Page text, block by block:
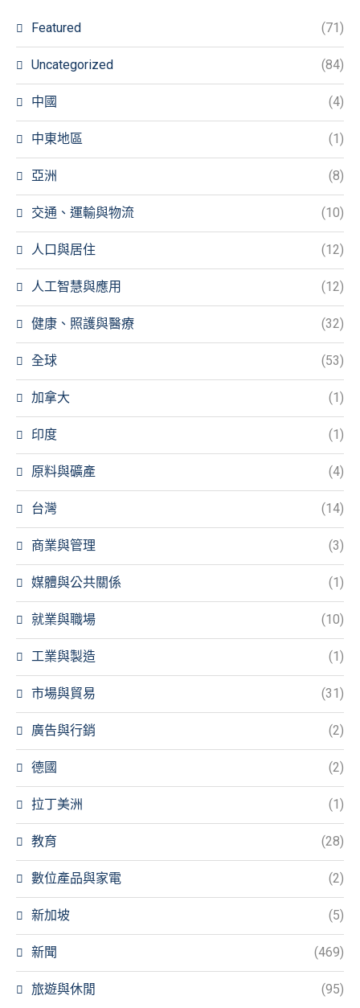
Featured (71)
Uncategorized (84)
中國 (4)
中東地區 (1)
亞洲 (8)
交通、運輸與物流 (10)
人口與居住 (12)
人工智慧與應用 (12)
健康、照護與醫療 (32)
全球 (53)
加拿大 (1)
印度 (1)
原料與礦產 (4)
台灣 (14)
商業與管理 (3)
媒體與公共關係 (1)
就業與職場 (10)
工業與製造 (1)
市場與貿易 (31)
廣告與行銷 (2)
德國 (2)
拉丁美洲 (1)
教育 (28)
數位產品與家電 (2)
新加坡 (5)
新聞 (469)
旅遊與休閒 (95)